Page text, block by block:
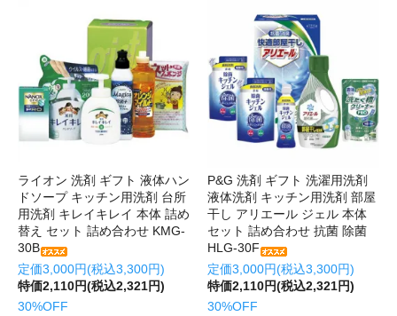
ライオン 洗剤 ギフト 液体ハン
ドソープ キッチン用洗剤 台所
用洗剤 キレイキレイ 本体 詰め
替え セット 詰め合わせ KMG-
30B
定価3,000円(税込3,300円)
特価2,110円(税込2,321円)
30%OFF
P&G 洗剤 ギフト 洗濯用洗剤
液体洗剤 キッチン用洗剤 部屋
干し アリエール ジェル 本体
セット 詰め合わせ 抗菌 除菌
HLG-30F
定価3,000円(税込3,300円)
特価2,110円(税込2,321円)
30%OFF